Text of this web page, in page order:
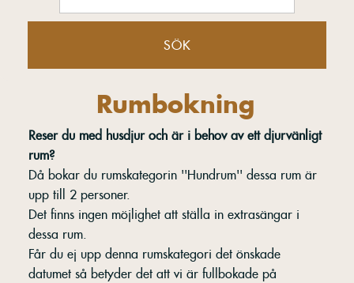
SÖK
Rumbokning
Reser du med husdjur och är i behov av ett djurvänligt
rum?
Då bokar du rumskategorin ''Hundrum'' dessa rum är
upp till 2 personer.
Det finns ingen möjlighet att ställa in extrasängar i
dessa rum.
Får du ej upp denna rumskategori det önskade
datumet så betyder det att vi är fullbokade på